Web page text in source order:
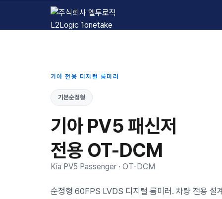
L2Logic 1onetake
기아 전용 디지털 룸미러
기본순정형
기아 PV5 패신저
전용 OT-DCM
Kia PV5 Passenger · OT-DCM
순정형 60FPS LVDS 디지털 룸미러. 차량 전용 설